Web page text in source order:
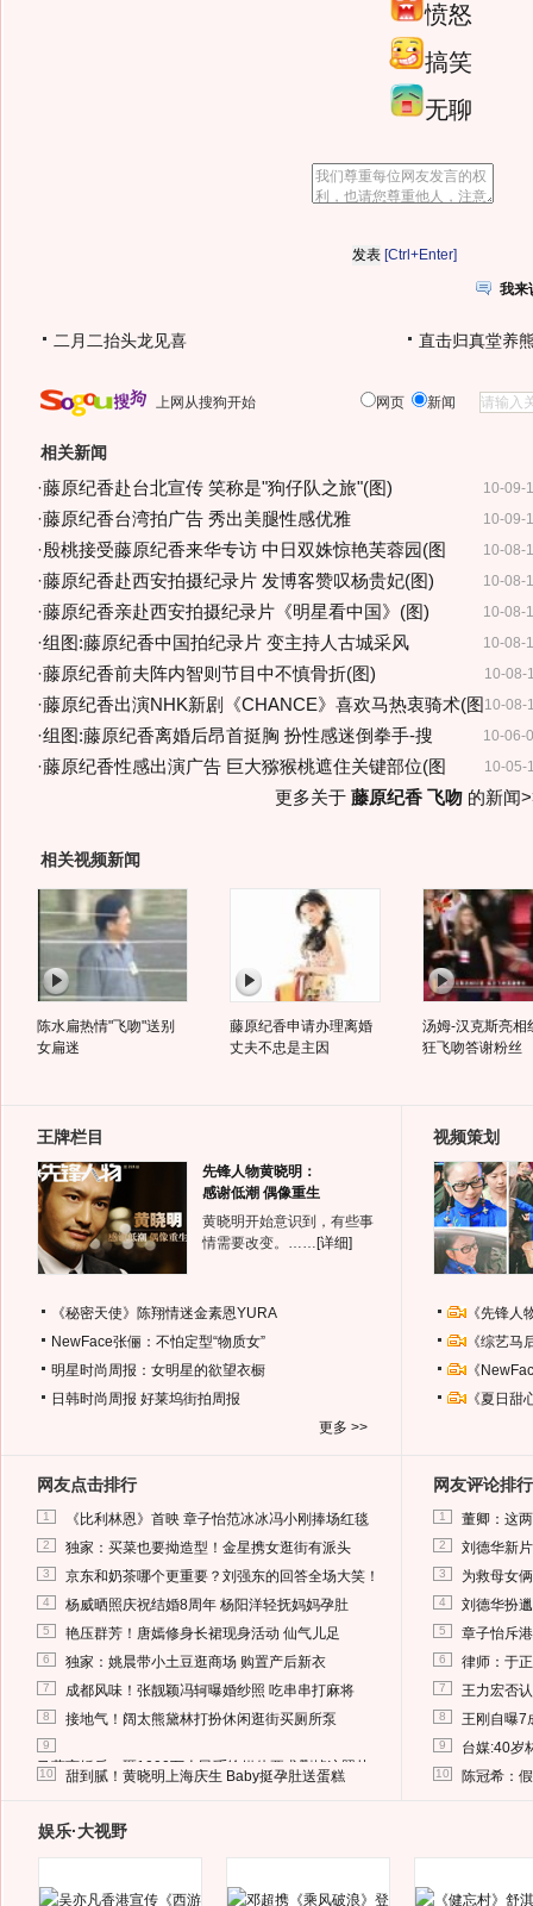
愤怒
搞笑
无聊
[Ctrl+Enter]
我来
二月二抬头龙见喜 直击归真堂养
上网从搜狗开始 网页 新闻
相关新闻
10-09-
·藤原纪香赴台北宣传 笑称是"狗仔队之旅"(图)
10-09-
·藤原纪香台湾拍广告 秀出美腿性感优雅
10-08-
·殷桃接受藤原纪香来华专访 中日双姝惊艳芙蓉园(图
10-08-
·藤原纪香赴西安拍摄纪录片 发博客赞叹杨贵妃(图)
10-08-
·藤原纪香亲赴西安拍摄纪录片《明星看中国》(图)
10-08-
·组图:藤原纪香中国拍纪录片 变主持人古城采风
10-08-
·藤原纪香前夫阵内智则节目中不慎骨折(图)
10-08-
·藤原纪香出演NHK新剧《CHANCE》喜欢马热衷骑术(图
10-06-
·组图:藤原纪香离婚后昂首挺胸 扮性感迷倒拳手-搜
10-05-
·藤原纪香性感出演广告 巨大猕猴桃遮住关键部位(图
更多关于 藤原纪香 飞吻的新闻
相关视频新闻
陈水扁热情"飞吻"送别
女扁迷
藤原纪香申请办理离婚
丈夫不忠是主因
汤姆-汉克斯亮相
狂飞吻答谢粉丝
王牌栏目
先锋人物黄晓明：
感谢低潮 偶像重生
黄晓明开始意识到，有些事
情需要改变。…… [详细]
《秘密天使》陈翔情迷金素恩YURA
NewFace张俪：不怕定型“物质女”
明星时尚周报：女明星的欲望衣橱
日韩时尚周报 好莱坞街拍周报
更多 >>
视频策划
《先锋
《综艺
《
《夏日
网友点击排行
1 《比利林恩》首映 章子怡范冰冰冯小刚捧场红毯
2 独家：买菜也要拗造型！金星携女逛街有派头
3 京东和奶茶哪个更重要？刘强东的回答全场大笑！
4 杨威晒照庆祝结婚8周年 杨阳洋轻抚妈妈孕肚
5 艳压群芳！唐嫣修身长裙现身活动 仙气儿足
6 独家：姚晨带小土豆逛商场 购置产后新衣
7 成都风味！张靓颖冯轲曝婚纱照 吃串串打麻将
8 接地气！阔太熊黛林打扮休闲逛街买厕所泵
9
马蓉离婚后，砸1000万人民币给媒体要求删掉这照片
10 甜到腻！黄晓明上海庆生 Baby挺孕肚送蛋糕
网友评论排行
1 董卿：这
2 刘德华新
3 为救母女
4 刘德华扮
5 章子怡斥
6 律师：于
7 王力宏否
8 王刚自曝7
9 台媒:40岁
10 陈冠希：
娱乐·大视野